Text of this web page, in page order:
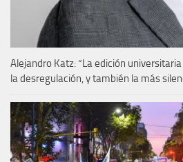
Alejandro Katz: “La edición
la desregulación, y también la más